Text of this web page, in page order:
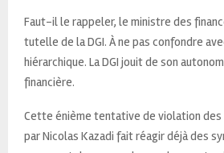
Faut-il le rappeler, le ministre des
tutelle de la DGI. À ne pas confondre
hiérarchique. La DGI jouit de son
financière.
Cette énième tentative de violation des
par Nicolas Kazadi fait réagir déjà des